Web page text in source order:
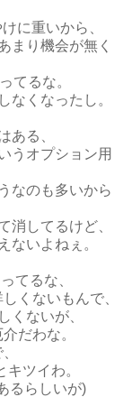
に重いから、
まり機会が無く
てるな。
なくなったし。
ある、
うオプション用
なのも多いから
消してるけど、
ないよねぇ。
てるな、
くないもんで、
くないが、
だわな。
ツイわ。
るらしいが)